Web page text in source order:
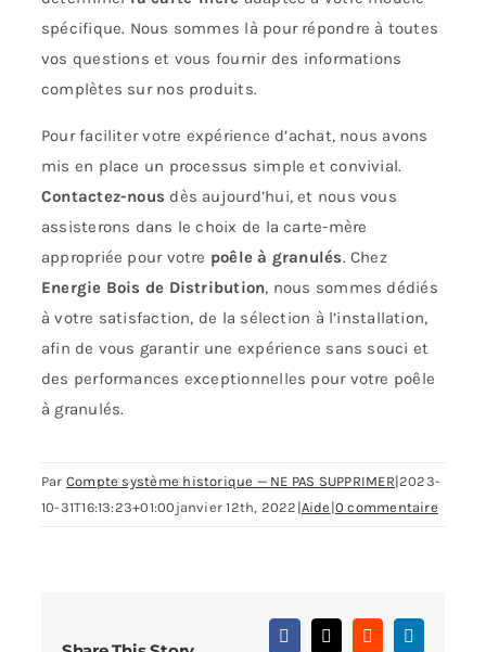
spécifique. Nous sommes là pour répondre à toutes
vos questions et vous fournir des informations
complètes sur nos produits.
Pour faciliter votre expérience d’achat, nous avons
mis en place un processus simple et convivial.
Contactez-nous dès aujourd’hui, et nous vous
assisterons dans le choix de la carte-mère
appropriée pour votre poêle à granulés. Chez
Energie Bois de Distribution, nous sommes dédiés
à votre satisfaction, de la sélection à l’installation,
afin de vous garantir une expérience sans souci et
des performances exceptionnelles pour votre poêle
à granulés.
Par Compte système historique — NE PAS SUPPRIMER|2023-
10-31T16:13:23+01:00 janvier 12th, 2022 |Aide |0 commentaire
Facebook
X RedditLinkedIn